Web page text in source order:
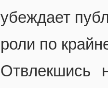
убеждает
роли по
Отвлекшись